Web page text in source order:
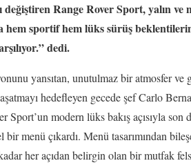
değiştiren Range Rover Sport, yalın ve
hem sportif hem lüks sürüş
dedi.
yansıtan, unutulmaz bir atmosfer ve
hedefleyen gecede şef Carlo
Sport’un modern lüks bakış açısıyla son
bir menü çıkardı. Menü tasarımından
her açıdan belirgin olan bir mutfak